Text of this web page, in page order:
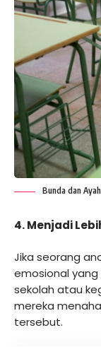
Bunda dan
4. Menjadi
Jika seorang
emosional
sekolah atau
mereka
tersebut.